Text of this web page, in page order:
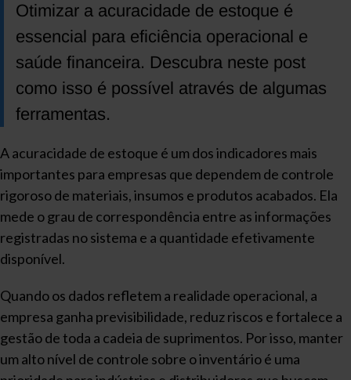
Otimizar a acuracidade de estoque é
essencial para eficiência operacional e
saúde financeira. Descubra neste post
como isso é possível através de algumas
ferramentas.
A acuracidade de estoque é um dos indicadores mais
importantes para empresas que dependem de controle
rigoroso de materiais, insumos e produtos acabados. Ela
mede o grau de correspondência entre as informações
registradas no sistema e a quantidade efetivamente
disponível.
Quando os dados refletem a realidade operacional, a
empresa ganha previsibilidade, reduz riscos e fortalece a
gestão de toda a cadeia de suprimentos. Por isso, manter
um alto nível de controle sobre o inventário é uma